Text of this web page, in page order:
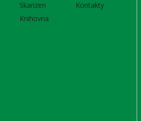
Skanzen
Knihovna
Kontakty